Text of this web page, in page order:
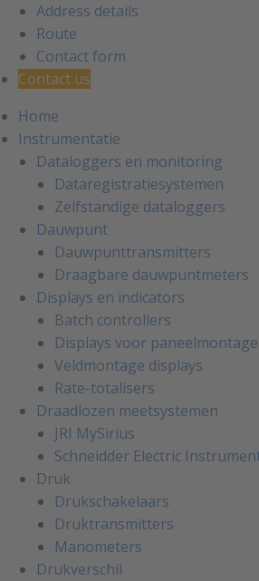
Address details
Route
Contact form
Contact us
Home
Instrumentatie
Dataloggers en monitoring
Dataregistratiesystemen
Zelfstandige dataloggers
Dauwpunt
Dauwpunttransmitters
Draagbare dauwpuntmeters
Displays en indicators
Batch controllers
Displays voor paneelmontage
Veldmontage displays
Rate-totalisers
Draadlozen meetsystemen
JRI MySirius
Schneidder Electric
Druk
Drukschakelaars
Druktransmitters
Manometers
Drukverschil